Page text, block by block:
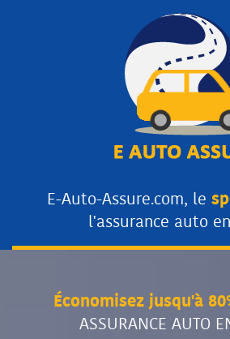
E-Auto-Assure.com, le
l'assurance auto
Économisez jusqu'à
ASSURANCE AUTO